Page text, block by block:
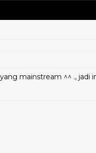
mainstream ^^ ., jadi